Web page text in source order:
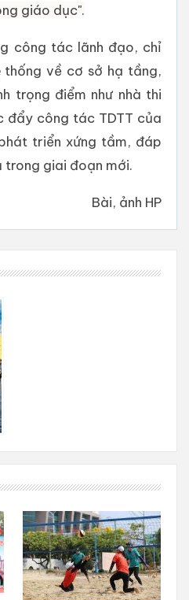
giáo dục".
công tác lãnh đạo, chỉ
về cơ sở hạ tầng,
trọng điểm như nhà thi
đẩy công tác TDTT của
triển xứng tầm, đáp
trong giai đoạn mới.
Bài, ảnh HP